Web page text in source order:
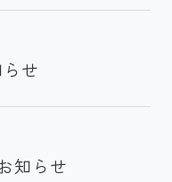
せ
知らせ